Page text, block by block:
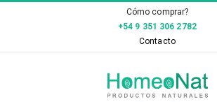
Cómo comprar?
+54 9 351 306 2782
Contacto